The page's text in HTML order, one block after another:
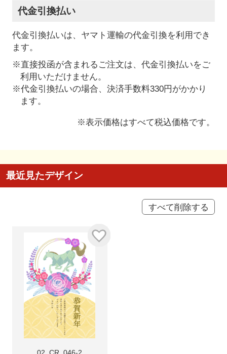
代金引換払い
代金引換払いは、ヤマト運輸の代金引換を利用でき
ます。
※直接投函が含まれるご注文は、代金引換払いをご
利用いただけません。
※代金引換払いの場合、決済手数料330円がかかり
ます。
※表示価格はすべて税込価格です。
最近見たデザイン
すべて削除する